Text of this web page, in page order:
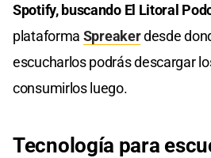
Spotify, buscando El Litoral
plataforma Spreakerdesde
escucharlos podrás descargar
consumirlos luego.
Tecnología para